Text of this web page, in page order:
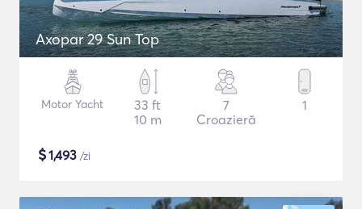
Axopar 29 Sun Top
Motor Yacht
33 ft
10 m
7
Croazieră
1
$1,493 /zi